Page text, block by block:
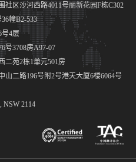
区沙河西路4011号丽新花园F栋C302
幢B2-533
号4层
号3708房A97-07
二苑2栋1单元501房
二路196号附2号港天大厦6楼6064号
NSW 2114